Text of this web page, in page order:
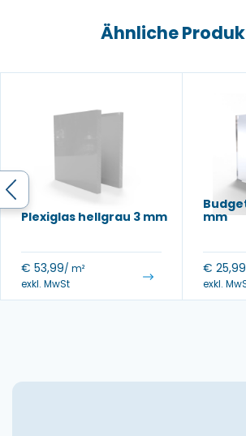
Ähnliche
Plexiglas hellgrau 3 mm
€ 53,99/ m²
exkl. MwSt
mm
€ 25,99
exkl.